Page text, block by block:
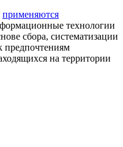
применяются
технологии
сбора, систематизации
предпочтениям
на территории